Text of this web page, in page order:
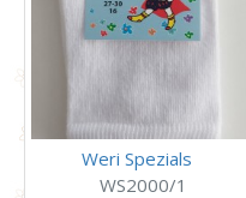
Weri Spezials
WS2000/1